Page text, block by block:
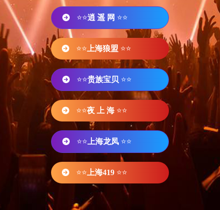
⭐⭐逍 遥 网 ⭐⭐
⭐⭐ 上海狼盟 ⭐⭐
⭐⭐贵族宝贝 ⭐⭐
⭐⭐夜 上 海 ⭐⭐
⭐⭐ 上海龙凤 ⭐⭐
⭐⭐ 上海419 ⭐⭐